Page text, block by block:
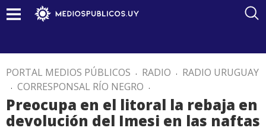
PORTAL MEDIOS PÚBLICOS . RADIO . RADIO URUGUAY
. CORRESPONSAL RÍO NEGRO .
Preocupa en el litoral la rebaja en
devolución del Imesi en las naftas